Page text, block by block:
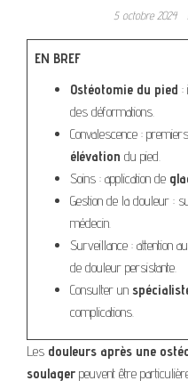
5 octobre 2024
EN BREF
Ostéotomie du pied :
des déformations.
Convalescence :
élévation du pied.
Soins : application de
Gestion de la douleur :
médecin.
Surveillance : attention
de douleur persistante.
Consulter un
complications.
Les douleurs après une
soulager peuvent être